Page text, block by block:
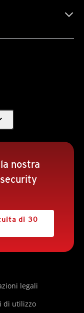
nostra
di 30
legali
di utilizzo